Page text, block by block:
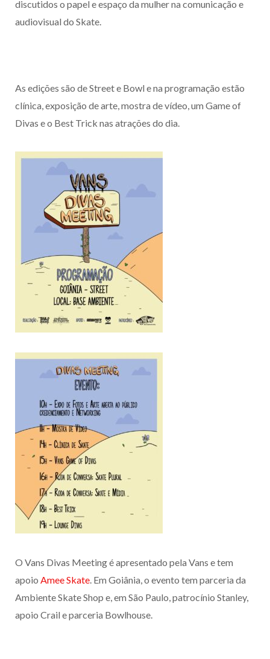
discutidos o papel e espaço da mulher na comunicação e
audiovisual do Skate.
As edições são de Street e Bowl e na programação estão
clínica, exposição de arte, mostra de vídeo, um Game of
Divas e o Best Trick nas atrações do dia.
O Vans Divas Meeting é apresentado pela Vans e tem
apoio Amee Skate . Em Goiânia, o evento tem parceria da
Ambiente Skate Shop e, em São Paulo, patrocínio Stanley,
apoio Crail e parceria Bowlhouse.